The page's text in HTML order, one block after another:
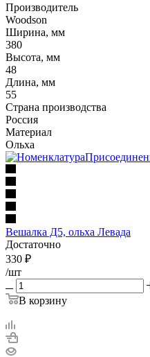
Производитель
Woodson
Ширина, мм
380
Высота, мм
48
Длина, мм
55
Страна производства
Россия
Материал
Ольха
Вешалка Д5, ольха Левада
Достаточно
330 ₽
/шт
В корзину